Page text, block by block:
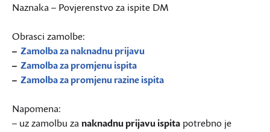
Naznaka – Povjerenstvo za ispite DM
Obrasci zamolbe:
– Zamolba za naknadnu prijavu
– Zamolba za promjenu ispita
– Zamolba za promjenu razine ispita
Napomena:
– uz zamolbu zanaknadnu prijavu ispita potrebno je